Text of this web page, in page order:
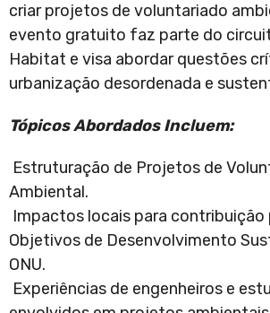
criar projetos de voluntariado
evento gratuito faz parte do
Habitat e visa abordar questões
urbanização desordenada e
Tópicos Abordados Incluem:
Estruturação de Projetos de
Ambiental.
Impactos locais para contribuição
Objetivos de Desenvolvimento
ONU.
Experiências de engenheiros e